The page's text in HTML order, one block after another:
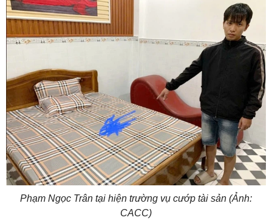
Phạm Ngọc Trân tại hiện trường vụ cướp tài sản (Ảnh:
CACC)